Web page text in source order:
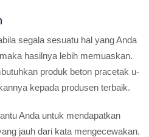
segala sesuatu hal yang Anda
hasilnya lebih memuaskan.
produk beton pracetak u-
kepada produsen terbaik.
Anda untuk mendapatkan
jauh dari kata mengecewakan.